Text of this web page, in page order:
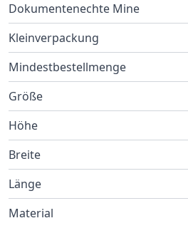
Dokumentenechte Mine
Kleinverpackung
Mindestbestellmenge
Größe
Höhe
Breite
Länge
Material